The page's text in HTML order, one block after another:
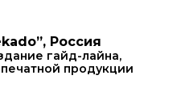
Россия
гайд-лайна,
продукции